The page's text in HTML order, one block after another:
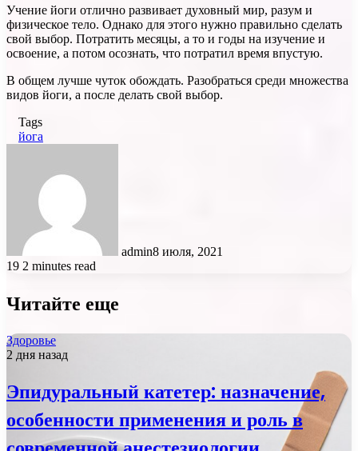
Учение йоги отлично развивает духовный мир, разум и
физическое тело. Однако для этого нужно правильно сделать
свой выбор. Потратить месяцы, а то и годы на изучение и
освоение, а потом осознать, что потратил время впустую.
В общем лучше чуток обождать. Разобраться среди множества
видов йоги, а после делать свой выбор.
Tags
йога
admin8 июля, 2021
19 2 minutes read
Читайте еще
Здоровье
2 дня назад
Эпидуральный катетер: назначение,
особенности применения и роль в